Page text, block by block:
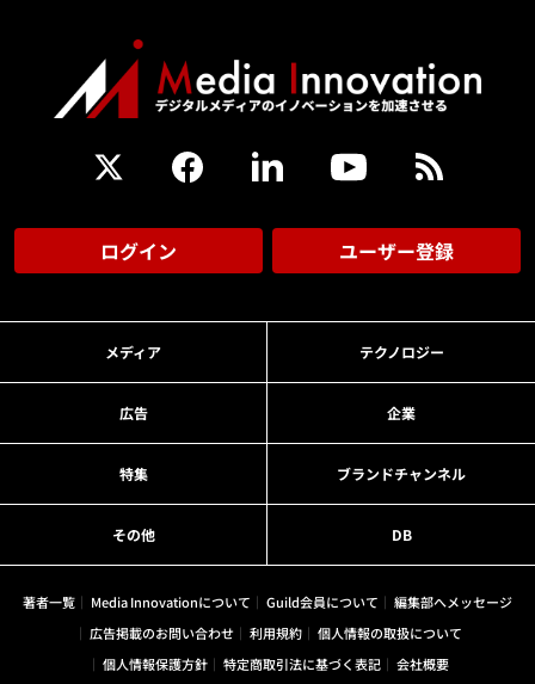
ログイン ユーザー登録
メディア テクノロジー
広告 企業
特集 ブランドチャンネル
その他 DB
著者一覧 Media Innovationについて Guild会員について
編集部へメッセージ
広告掲載のお問い合わせ
利用規約
個人情報の取扱について
個人情報保護方針
特定商取引法に基づく表記 会社概要